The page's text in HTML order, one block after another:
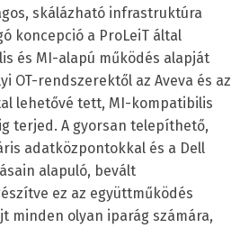
skálázható infrastruktúra
koncepció a ProLeiT által
és MI-alapú működés alapját
OT-rendszerektől az Aveva és az
lehetővé tett, MI-kompatibilis
terjed. A gyorsan telepíthető,
adatközpontokkal és a Dell
alapuló, bevált
ez az együttműködés
minden olyan iparág számára,